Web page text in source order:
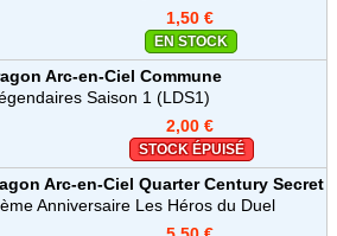
1,50 €
EN STOCK
Arc-en-Ciel Commune
Saison 1 (LDS1)
2,00 €
STOCK ÉPUISÉ
Arc-en-Ciel Quarter Century Secret
Anniversaire Les Héros du Duel